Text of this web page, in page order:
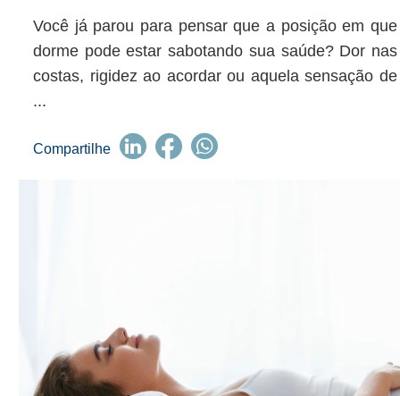
Você já parou para pensar que a posição em que
dorme pode estar sabotando sua saúde? Dor nas
costas, rigidez ao acordar ou aquela sensação de
...
Compartilhe